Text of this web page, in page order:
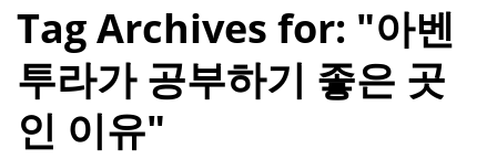
Tag Archives for: "아벤
투라가 공부하기 좋은 곳
인 이유"